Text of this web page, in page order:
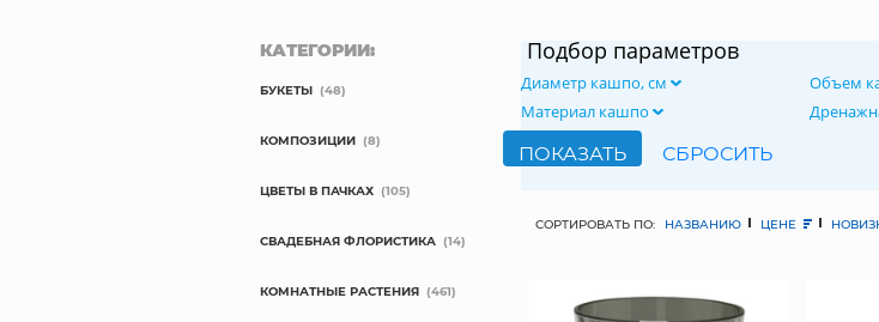
Подбор параметров
Диаметр кашпо, см Объем
Материал кашпо
СОРТИРОВАТЬ ПО: НАЗВАНИЮ ЦЕНЕ
КАТЕГОРИИ:
БУКЕТЫ (48)
КОМПОЗИЦИИ (8)
ЦВЕТЫ В ПАЧКАХ (105)
СВАДЕБНАЯ ФЛОРИСТИКА (14)
КОМНАТНЫЕ РАСТЕНИЯ (461)